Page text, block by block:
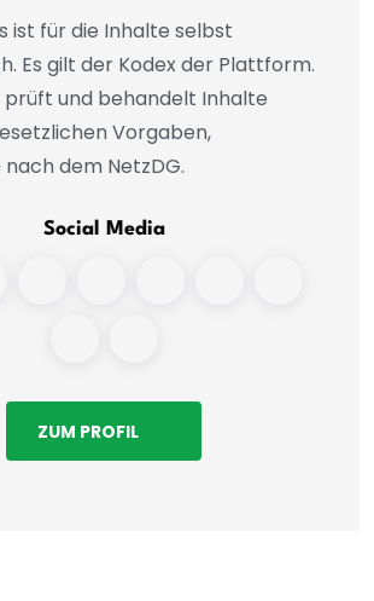
ist für die Inhalte selbst
Es gilt der Kodex der Plattform.
und behandelt Inhalte
Vorgaben,
dem NetzDG.
Social Media
ZUM PROFIL